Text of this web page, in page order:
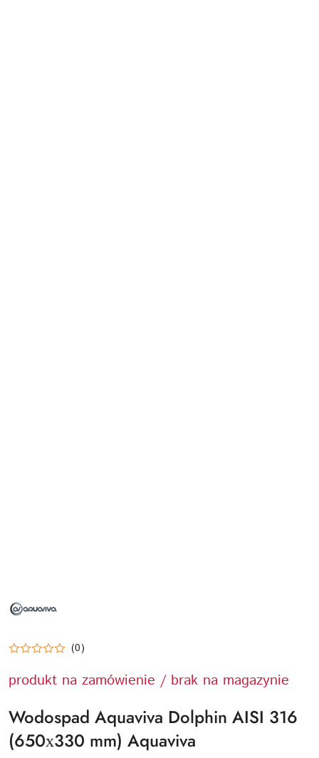
AQUAVIVA
(0)
produkt na zamówienie / brak na magazynie
Wodospad Aquaviva Dolphin AISI 316
(650х330 mm) Aquaviva